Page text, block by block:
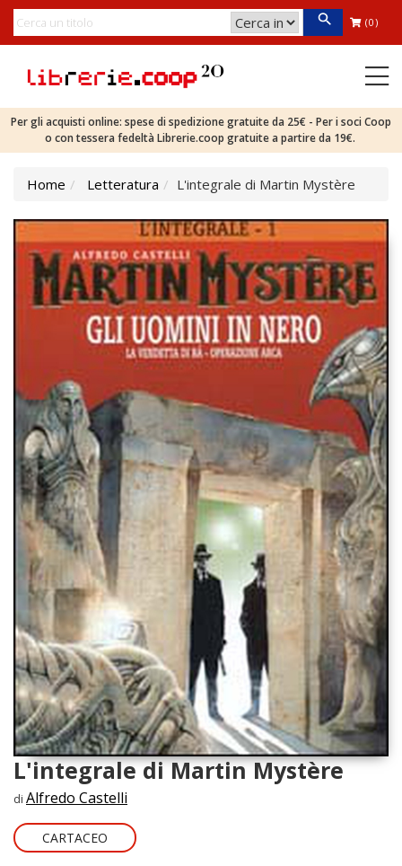
(0)
Per gli acquisti online: spese di spedizione gratuite da 25€ - Per i soci Coop
o con tessera fedeltà Librerie.coop gratuite a partire da 19€.
Home Letteratura L'integrale di Martin Mystère
L'integrale di Martin Mystère
di Alfredo Castelli
CARTACEO